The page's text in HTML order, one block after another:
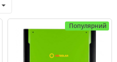
Популярний